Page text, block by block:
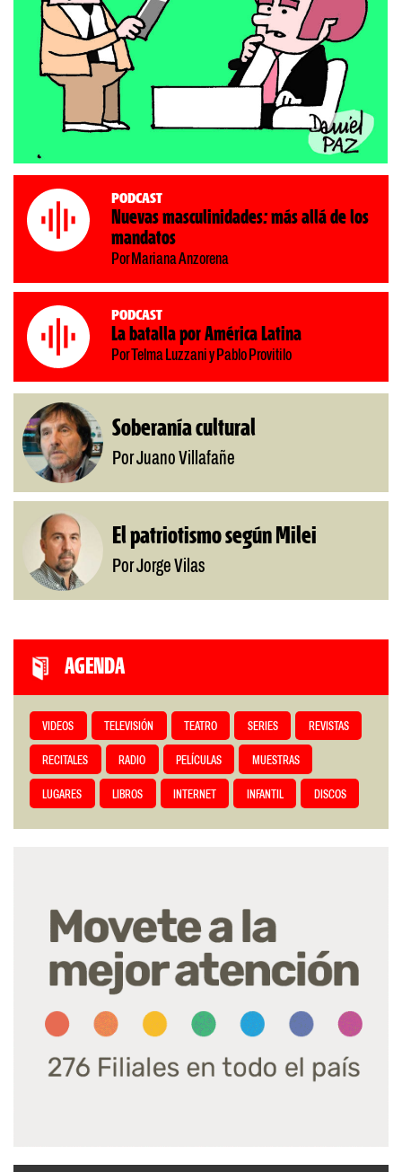
Podcast
Nuevas masculinidades: más allá de los
mandatos
Por Mariana Anzorena
Podcast
La batalla por América Latina
Por Telma Luzzani y Pablo Provitilo
Soberanía cultural
Por Juano Villafañe
El patriotismo según Milei
Por Jorge Vilas
AGENDA
VIDEOS TELEVISIÓN TEATRO SERIES REVISTAS
RECITALES RADIO PELÍCULAS MUESTRAS
LUGARES LIBROS INTERNET INFANTIL DISCOS